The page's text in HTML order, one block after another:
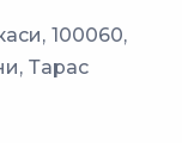
100060,
Тарас